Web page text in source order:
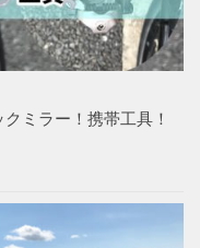
ミラー！携帯工具！